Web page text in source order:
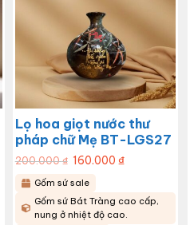
Lọ hoa giọt nước thư
pháp chữ Mẹ BT-LGS27
200.000₫ Giá
gốc
là:
200.000 ₫.
160.000₫Giá
hiện
160.000 ₫.
Gốm sứ sale
Gốm sứ Bát Tràng cao cấp,
nung ở nhiệt độ cao.